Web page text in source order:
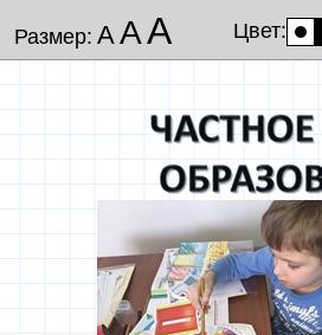
Размер: ААА Цвет: